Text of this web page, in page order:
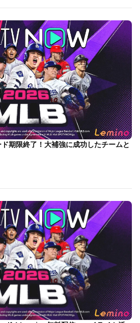
期限終了！大補強に成功したチームと